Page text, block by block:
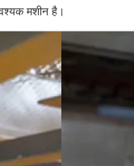
मशीन है।